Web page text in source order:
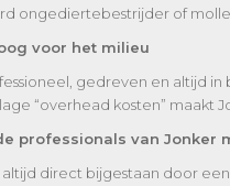
ongediertebestrijder of
voor het milieu
gedreven en altijd
“overhead kosten” maakt
professionals van Jonker
direct bijgestaan door